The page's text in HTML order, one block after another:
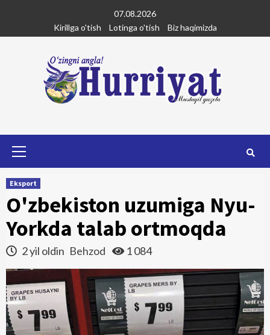
content
07.08.2026
Kirillga o'tish
Lotinga o'tish Biz haqimizda
Eksport
O'zbekiston uzumiga Nyu-
Yorkda talab ortmoqda
2 yil oldin Behzod 1 084